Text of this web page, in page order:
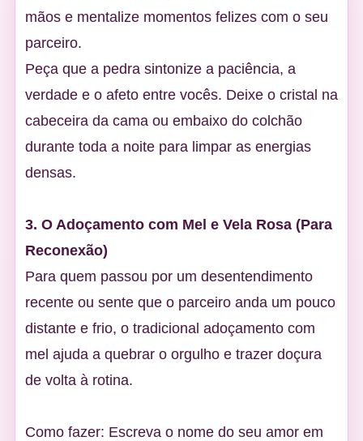
mãos e mentalize momentos felizes com o seu
parceiro.
Peça que a pedra sintonize a paciência, a
verdade e o afeto entre vocês. Deixe o cristal na
cabeceira da cama ou embaixo do colchão
durante toda a noite para limpar as energias
densas.
3. O Adoçamento com Mel e Vela Rosa (Para
Reconexão)
Para quem passou por um desentendimento
recente ou sente que o parceiro anda um pouco
distante e frio, o tradicional adoçamento com
mel ajuda a quebrar o orgulho e trazer doçura
de volta à rotina.
Como fazer: Escreva o nome do seu amor em